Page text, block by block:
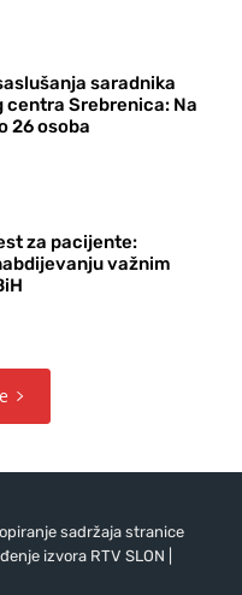
saradnika
centra Srebrenica: Na
26 osoba
za pacijente:
važnim
sadržaja stranice
izvora RTV SLON |